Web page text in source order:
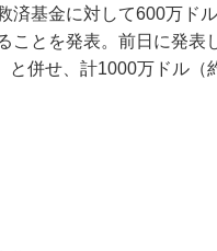
済基金に対して600万ド
ことを発表。前日に発表
と併せ、計1000万ドル（